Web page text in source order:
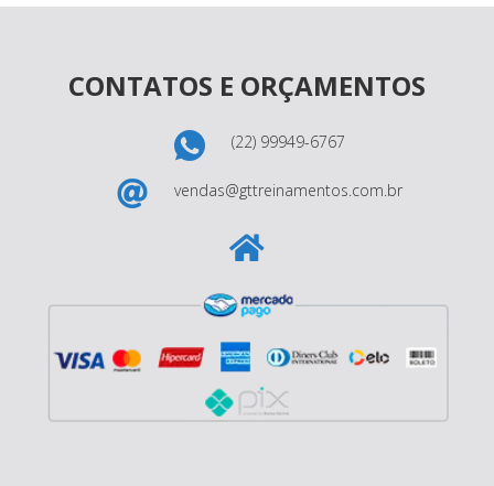
CONTATOS E ORÇAMENTOS
(22) 99949-6767
vendas@gttreinamentos.com.br